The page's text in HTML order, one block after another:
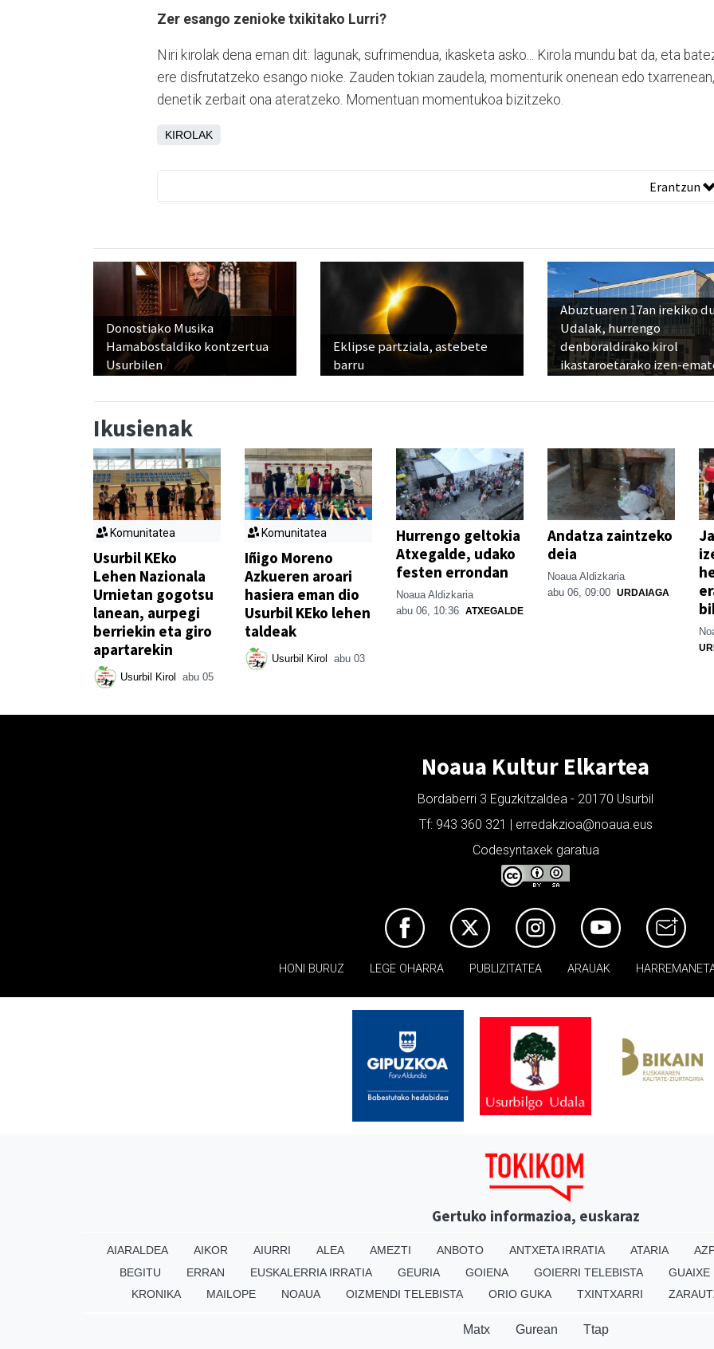
Zer esango zenioke txikitako Lurri?
Niri kirolak dena eman dit: lagunak, sufrimendua, ikasketa asko... Kirola mundu bat da, eta
ere disfrutatzeko esango nioke. Zauden tokian zaudela, momenturik onenean edo txarrenean,
denetik zerbait ona ateratzeko. Momentuan momentukoa bizitzeko.
KIROLAK
Erantzun
Donostiako Musika
Hamabostaldiko kontzertua
Usurbilen
Eklipse partziala, astebete
barru
Abuztuaren 17an irekiko
Udalak, hurrengo
denboraldirako kirol
ikastaroetarako izen-
Ikusienak
Komunitatea
Usurbil KEko
Lehen Nazionala
Urnietan gogotsu
lanean, aurpegi
berriekin eta giro
apartarekin
Usurbil Kirol abu 05
Komunitatea
Iñigo Moreno
Azkueren aroari
hasiera eman dio
Usurbil KEko lehen
taldeak
Usurbil Kirol abu 03
Hurrengo geltokia
Atxegalde, udako
festen errondan
Noaua Aldizkaria
abu 06, 10:36 ATXEGALDE
Andatza zaintzeko
deia
Noaua Aldizkaria
abu 06, 09:00 URDAIAGA
Noaua Kultur Elkartea
Bordaberri 3 Eguzkitzaldea - 20170 Usurbil
Tf: 943 360 321 | erredakzioa@noaua.eus
Codesyntaxek garatua
HONI BURUZ LEGE OHARRA PUBLIZITATEA ARAUAK
Gertuko informazioa, euskaraz
AIARALDEA AIKOR AIURRI ALEA AMEZTI ANBOTO ANTXETA IRRATIA ATARIA
BEGITU
ERRAN EUSKALERRIA IRRATIA GEURIA GOIENA GOIERRI TELEBISTA
GUAIXE
KRONIKA
MAILOPE NOAUA OIZMENDI TELEBISTA ORIO GUKA TXINTXARRI
Matx Gurean Ttap